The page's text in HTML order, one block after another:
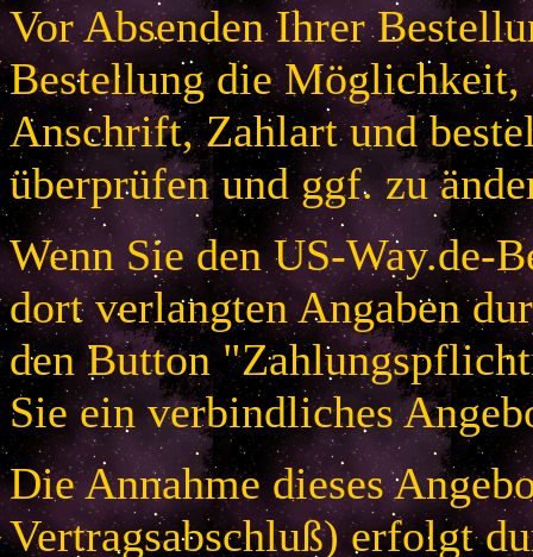
Vor Absenden Ihrer
Bestellung die Möglichkeit,
Anschrift, Zahlart und
überprüfen und ggf. zu
Wenn Sie den US-Way.de-
dort verlangten Angaben
den Button
Sie ein verbindliches
Die Annahme dieses
Vertragsabschluß) erfolgt